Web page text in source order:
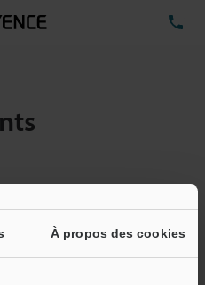
À propos des cookies
des fichiers :7.79MB